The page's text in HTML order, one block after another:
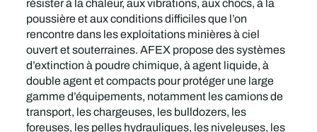
résister à la chaleur, aux vibrations, aux chocs, à la
poussière et aux conditions difficiles que l’on
rencontre dans les exploitations minières à ciel
ouvert et souterraines. AFEX propose des systèmes
d’extinction à poudre chimique, à agent liquide, à
double agent et compacts pour protéger une large
gamme d’équipements, notamment les camions de
transport, les chargeuses, les bulldozers, les
foreuses, les pelles hydrauliques, les niveleuses, les